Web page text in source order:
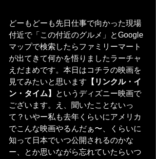
どーもどーも先日仕事で向かった現場
付近で「この付近のグルメ」とGoogle
マップで検索したらファミリーマート
が出てきて何かを悟りましたラーチャ
えだまめです。本日はコチラの映画を
見てみたいと思います 【リンクル・イ
ン・タイム】
というディズニー映画で
ございます。え、聞いたことないっ
て？いやー私も去年くらいにアメリカ
でこんな映画やるんだぁ〜、くらいに
知って日本でいつ公開されるのかな
ー、とか思いながら忘れていたらいつ